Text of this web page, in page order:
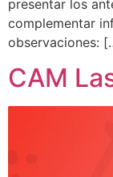
presentar los
complementar
observaciones:
CAM